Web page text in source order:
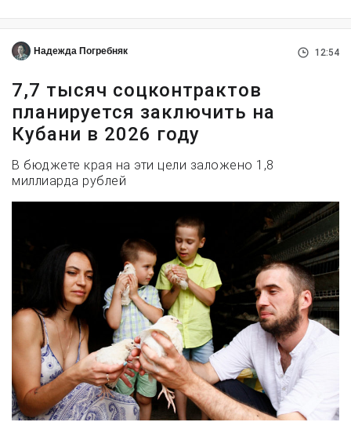
Надежда Погребняк 12:54
7,7 тысяч соцконтрактов
планируется заключить на
Кубани в 2026 году
В бюджете края на эти цели заложено 1,8
миллиарда рублей